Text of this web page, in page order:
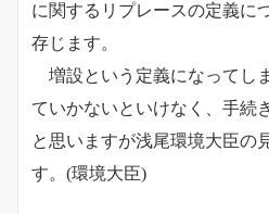
に関するリプレースの定義に
存じます。
増設という定義になってし
ていかないといけなく、手続
と思いますが浅尾環境大臣の
す。 (環境大臣)